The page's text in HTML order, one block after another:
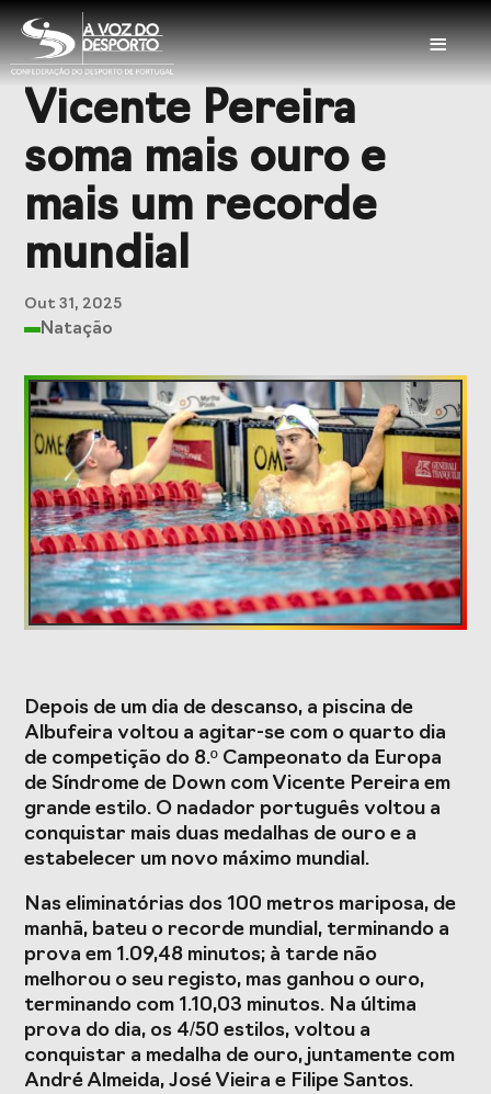
≡
Sobre a CDP
Visão e Missão
Órgãos Sociais
Representações
Nacionais
História
Serviços
Balcão das
Federações
Seguros
Desportivos
Formação
Estudos e Projetos
Português, o seu
financiamento
(1996-2024) e o seu
futuro
setor do Desporto
em Portugal e
impacto da
COVID-19
Projetos Europeus
Eventos
Cimeira de
Presidentes de
Federações
Desportivas
Gala do Desporto
de Portugal
Prémios Voz do
Jogos CPLP
Vicente Pereira
soma mais ouro e
mais um recorde
mundial
Out 31, 2025
Natação
Depois de um dia de descanso, a piscina de
Albufeira voltou a agitar-se com o quarto dia
de competição do 8.º Campeonato da Europa
de Síndrome de Down com Vicente Pereira em
grande estilo. O nadador português voltou a
conquistar mais duas medalhas de ouro e a
estabelecer um novo máximo mundial.
Nas eliminatórias dos 100 metros mariposa, de
manhã, bateu o recorde mundial, terminando a
prova em 1.09,48 minutos; à tarde não
melhorou o seu registo, mas ganhou o ouro,
terminando com 1.10,03 minutos. Na última
prova do dia, os 4/50 estilos, voltou a
conquistar a medalha de ouro, juntamente com
André Almeida, José Vieira e Filipe Santos.